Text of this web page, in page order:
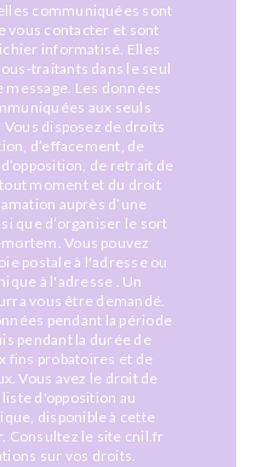
communiquées sont
vous contacter et sont
informatisé. Elles
traitants dans le seul
Les données
aux seuls
disposez de droits
d’effacement, de
de retrait de
moment et du droit
auprès d’une
que d’organiser le sort
Vous pouvez
postale à l'adresse ou
à l'adresse . Un
vous être demandé.
pendant la période
pendant la durée de
fins probatoires et de
Vous avez le droit de
d'opposition au
disponible à cette
. Consultez le site cnil.fr
sur vos droits.